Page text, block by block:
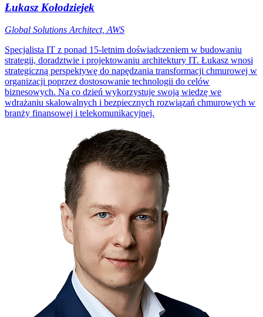
Łukasz Kołodziejek
Global Solutions Architect, AWS
Specjalista IT z ponad 15-letnim doświadczeniem w budowaniu
strategii, doradztwie i projektowaniu architektury IT. Łukasz wnosi
strategiczną perspektywę do napędzania transformacji chmurowej w
organizacji poprzez dostosowanie technologii do celów
biznesowych. Na co dzień wykorzystuje swoją wiedzę we
wdrażaniu skalowalnych i bezpiecznych rozwiązań chmurowych w
branży finansowej i telekomunikacyjnej.